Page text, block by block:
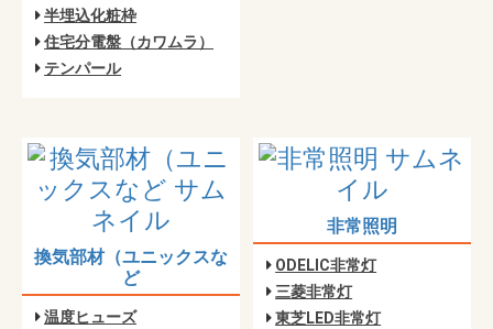
半埋込化粧枠
住宅分電盤（カワムラ）
テンパール
換気部材（ユニックスな
ど
温度ヒューズ
非常照明
ODELIC非常灯
三菱非常灯
東芝LED非常灯